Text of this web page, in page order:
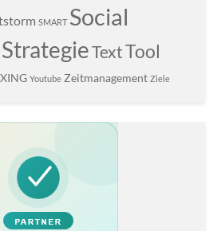
SMART Social
StrategieTextTool
XING Youtube Zeitmanagement Ziele